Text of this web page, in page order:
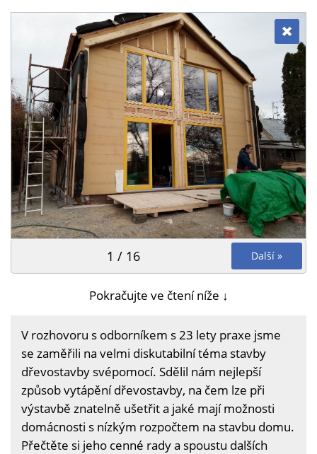
Další »
1 / 16
Pokračujte ve čtení níže ↓
V rozhovoru s odborníkem s 23 lety praxe jsme
se zaměřili na velmi diskutabilní téma stavby
dřevostavby svépomocí. Sdělil nám nejlepší
způsob vytápění dřevostavby, na čem lze při
výstavbě znatelně ušetřit a jaké mají možnosti
domácnosti s nízkým rozpočtem na stavbu domu.
Přečtěte si jeho cenné rady a spoustu dalších